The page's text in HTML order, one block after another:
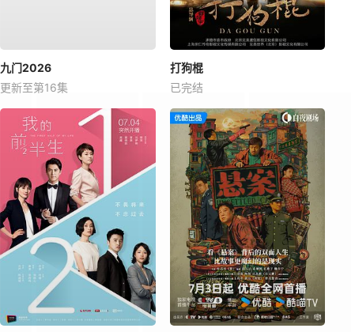
九门2026
更新至第16集
打狗棍
已完结